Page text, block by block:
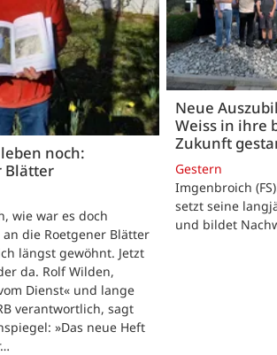
noch:
Blätter
wie war es doch
an die Roetgener Blätter
längst gewöhnt. Jetzt
da. Rolf Wilden,
Dienst« und lange
verantwortlich, sagt
»Das neue Heft
Neue
Weiss in ihre
Zukunft
Gestern
Imgenbroich
setzt seine
und bildet